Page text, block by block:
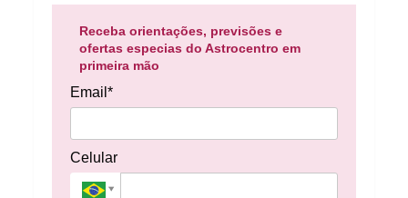
Receba orientações, previsões e
ofertas especias do Astrocentro em
primeira mão
Email*
Celular